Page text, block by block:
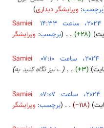
برچسب:ویرایشگر دیداری
Samiei
+۲۸
برچسب: ویرایشگر
Samiei
+۳ ←نیز نگاه کنید به
Samiei
−۱۱۸
برچسب: ویرایشگر